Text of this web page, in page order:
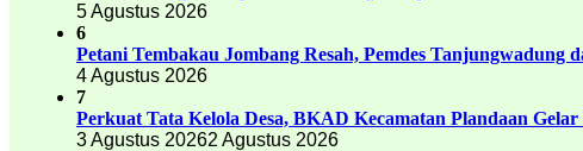
5 Agustus 2026
6
Petani Tembakau Jombang Resah, Pemdes Tanjungwadung
4 Agustus 2026
7
Perkuat Tata Kelola Desa, BKAD Kecamatan Plandaan
3 Agustus 20262 Agustus 2026